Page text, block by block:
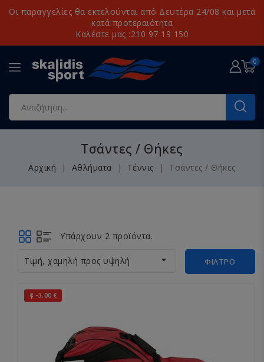
Οι παραγγελίες θα εκτελούνται από Δευτέρα 24/08 και μετά
κατά προτεραιότητα
Καλέστε μας :210 97 19 150
0
Τσάντες / Θήκες
Αρχική Αθλήματα Τέννις Τσάντες / Θήκες
Υπάρχουν 2 προϊόντα.
Τιμή, χαμηλή προς υψηλή  ΦΊΛΤΡΟ
 -3,00 €